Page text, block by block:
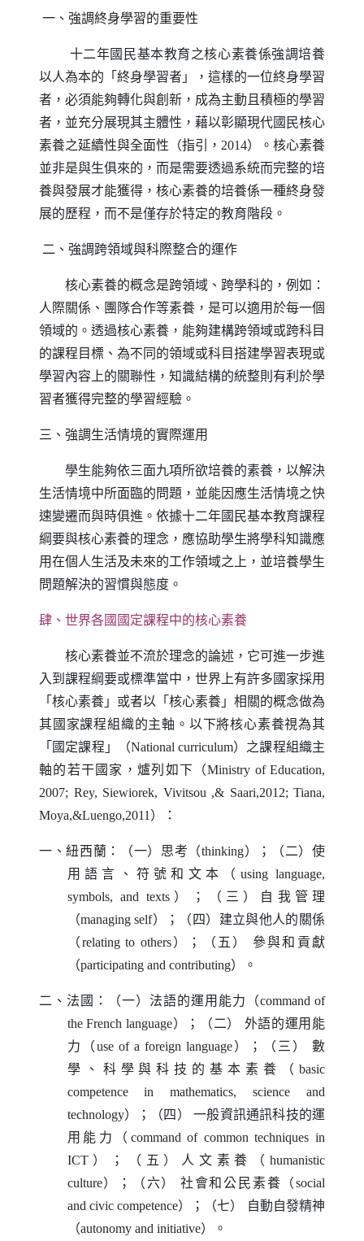
一、強調終身學習的重要性
十二年國民基本教育之核心素養係強調培養
以人為本的「終身學習者」，這樣的一位終身學習
者，必須能夠轉化與創新，成為主動且積極的學習
者，並充分展現其主體性，藉以彰顯現代國民核心
素養之延續性與全面性（指引， 2014）。核心素養
並非是與生俱來的，而是需要透過系統而完整的培
養與發展才能獲得，核心素養的培養係一種終身發
展的歷程，而不是僅存於特定的教育階段。
二、強調跨領域與科際整合的運作
核心素養的概念是跨領域、跨學科的，例如：
人際關係、團隊合作等素養，是可以適用於每一個
領域的。透過核心素養，能夠建構跨領域或跨科目
的課程目標、為不同的領域或科目搭建學習表現或
學習內容上的關聯性，知識結構的統整則有利於學
習者獲得完整的學習經驗。
三、強調生活情境的實際運用
學生能夠依三面九項所欲培養的素養，以解決
生活情境中所面臨的問題，並能因應生活情境之快
速變遷而與時俱進。依據十二年國民基本教育課程
綱要與核心素養的理念，應協助學生將學科知識應
用在個人生活及未來的工作領域之上，並培養學生
問題解決的習慣與態度。
肆、世界各國國定課程中的核心素養
核心素養並不流於理念的論述，它可進一步進
入到課程綱要或標準當中，世界上有許多國家採用
「核心素養」或者以「核心素養」相關的概念做為
其國家課程組織的主軸。以下將核心素養視為其
「國定課程」（National curriculum）之課程組織主
軸的若干國家，爐列如下（Ministry of Education,
2007; Rey, Siewiorek, Vivitsou ,& Saari,2012; Tiana,
Moya,&Luengo,2011 ）：
一、紐西蘭：（一）思考（thinking）；（二）使
用語言、符號和文本（ using language,
symbols, and texts ）；（三）自我管理
（managing self）；（四）建立與他人的關係
（relating to others）；（五）
參與和貢獻
（participating and contributing）。
二、法國：（一）法語的運用能力（command of
the French language）；（二）
外語的運用能
力（use of a foreign language）；（三）
數
學、科學與科技的基本素養（ basic
competence in mathematics, science and
technology）；（四）
一般資訊通訊科技的運
用能力（ command of common techniques in
ICT）；（五）人文素養（ humanistic
culture）；（六） 社會和公民素養（social
and civic competence）；（七）
自動自發精神
（autonomy and initiative）。